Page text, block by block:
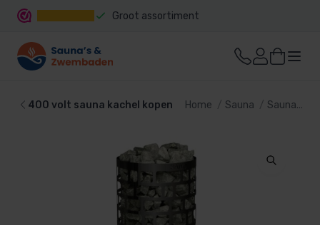
Groot assortiment
400 volt sauna kachel kopen Home Sauna Sauna kachel